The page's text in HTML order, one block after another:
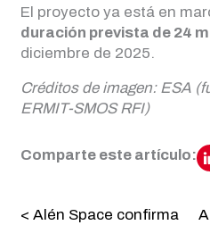
El proyecto ya está en
duración prevista de 24
diciembre de 2025.
Créditos de imagen: ESA
ERMIT-SMOS RFI)
Comparte este artículo:
< Alén Space confirma